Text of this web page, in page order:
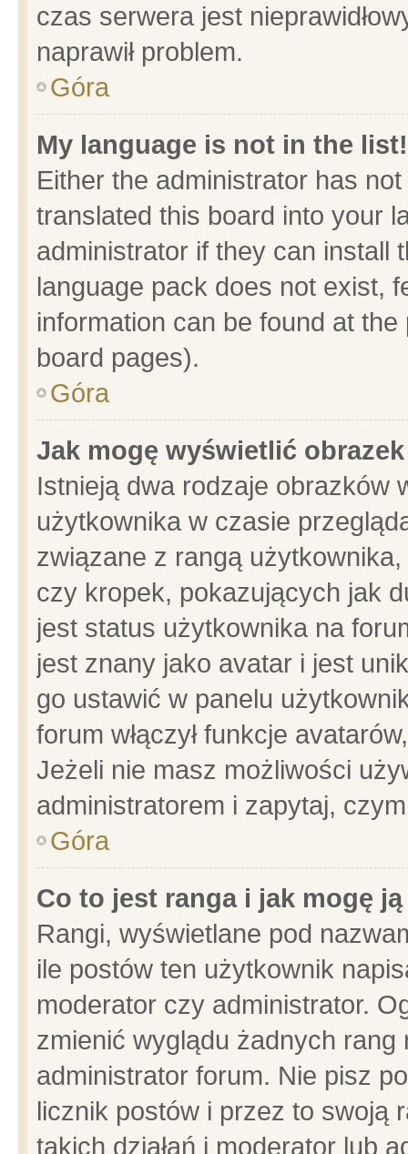
czas serwera jest
naprawił problem.
Góra
My language is not in the list!
Either the administrator has
translated this board into your
administrator if they can install
language pack does not exist,
information can be found at
board pages).
Góra
Jak mogę wyświetlić
Istnieją dwa rodzaje obrazków
użytkownika w czasie
związane z rangą
czy kropek, pokazujących jak
jest status użytkownika na
jest znany jako avatar i jest
go ustawić w panelu
forum włączył funkcje
Jeżeli nie masz możliwości
administratorem i zapytaj,
Góra
Co to jest ranga i jak mogę
Rangi, wyświetlane pod
ile postów ten użytkownik
moderator czy administrator.
zmienić wyglądu żadnych
administrator forum. Nie pisz
licznik postów i przez to swoją
takich działań i moderator lub